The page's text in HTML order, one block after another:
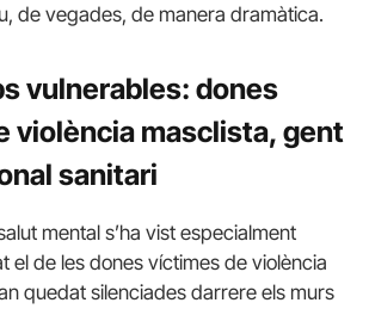
de vegades, de manera dramàtica.
vulnerables: dones
violència masclista, gent
sanitari
mental s’ha vist especialment
el de les dones víctimes de violència
quedat silenciades darrere els murs